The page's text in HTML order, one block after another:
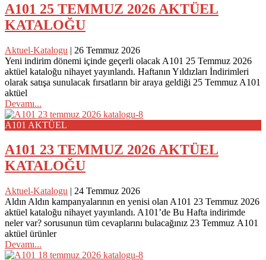
A101 25 TEMMUZ 2026 AKTÜEL
KATALOĞU
Aktuel-Katalogu | 26 Temmuz 2026
Yeni indirim dönemi içinde geçerli olacak A101 25 Temmuz 2026
aktüel kataloğu nihayet yayınlandı. Haftanın Yıldızları İndirimleri
olarak satışa sunulacak fırsatların bir araya geldiği 25 Temmuz A101
aktüel
Devamı...
A101 AKTÜEL
A101 23 TEMMUZ 2026 AKTÜEL
KATALOĞU
Aktuel-Katalogu | 24 Temmuz 2026
Aldın Aldın kampanyalarının en yenisi olan A101 23 Temmuz 2026
aktüel kataloğu nihayet yayınlandı. A101’de Bu Hafta indirimde
neler var? sorusunun tüm cevaplarını bulacağınız 23 Temmuz A101
aktüel ürünler
Devamı...